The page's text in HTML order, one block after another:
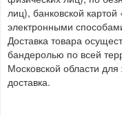
лиц), банковской
электронными
Доставка товара
бандеролью по всей
Московской области
доставка.